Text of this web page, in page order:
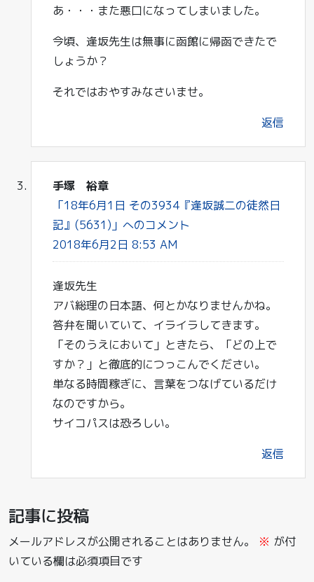
あ・・・また悪口になってしまいました。
今頃、逢坂先生は無事に函館に帰函できたで
しょうか？
それではおやすみなさいませ。
返信
手塚 裕章
「18年6月1日 その3934『逢坂誠二の徒然日
記』(5631)」へのコメント
2018年6月2日 8:53 AM
逢坂先生
アバ総理の日本語、何とかなりませんかね。
答弁を聞いていて、イライラしてきます。
「そのうえにおいて」ときたら、「どの上で
すか？」と徹底的につっこんでください。
単なる時間稼ぎに、言葉をつなげているだけ
なのですから。
サイコパスは恐ろしい。
返信
記事に投稿
メールアドレスが公開されることはありません。 ※ が付
いている欄は必須項目です